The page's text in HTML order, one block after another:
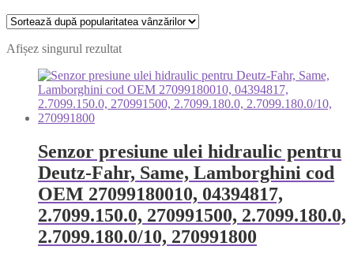
Afișez singurul rezultat
Senzor presiune ulei hidraulic pentru
Deutz-Fahr, Same, Lamborghini cod
OEM 27099180010, 04394817,
2.7099.150.0, 270991500, 2.7099.180.0,
2.7099.180.0/10, 270991800